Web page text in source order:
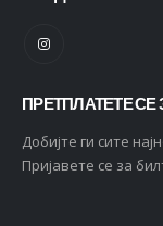
ПРЕТПЛАТЕТЕ
Добијте ги сите
Пријавете се за